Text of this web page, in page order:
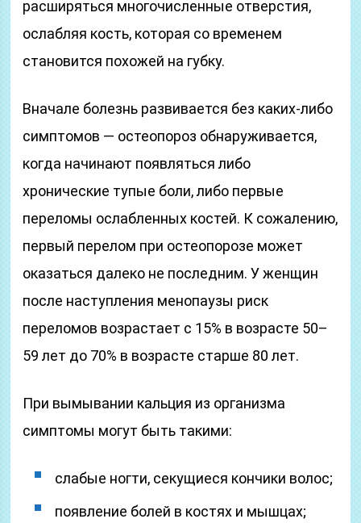
расширяться многочисленные отверстия,
ослабляя кость, которая со временем
становится похожей на губку.
Вначале болезнь развивается без каких-либо
симптомов — остеопороз обнаруживается,
когда начинают появляться либо
хронические тупые боли, либо первые
переломы ослабленных костей. К сожалению,
первый перелом при остеопорозе может
оказаться далеко не последним. У женщин
после наступления менопаузы риск
переломов возрастает с 15% в возрасте 50–
59 лет до 70% в возрасте старше 80 лет.
При вымывании кальция из организма
симптомы могут быть такими:
слабые ногти, секущиеся кончики волос;
появление болей в костях и мышцах;